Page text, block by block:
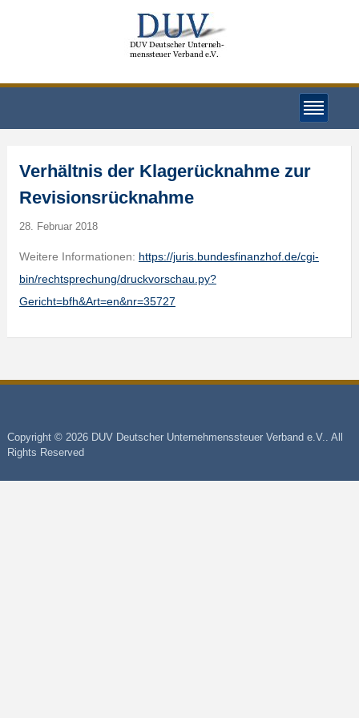
Verhältnis der Klagerücknahme zur
Revisionsrücknahme
28. Februar 2018
Weitere Informationen: https://juris.bundesfinanzhof.de/cgi-
bin/rechtsprechung/druckvorschau.py?
Gericht=bfh&Art=en&nr=35727
Copyright © 2026 DUV Deutscher Unternehmenssteuer Verband e.V.. All
Rights Reserved